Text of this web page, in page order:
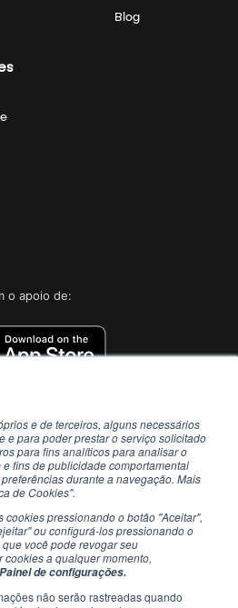
e de terceiros, alguns necessários
e para poder prestar o serviço solicitado
para fins analíticos para analisar o
fins de publicidade comportamental
durante a navegação. Mais
de Cookies".
cookies pressionando o botão "Aceitar",
ou configurá-los pressionando o
você pode revogar seu
a qualquer momento,
Painel de configurações.
não serão rastreadas quando
Blog
o apoio de: